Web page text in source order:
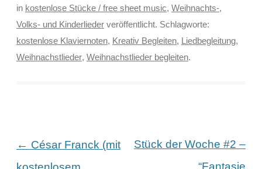
in kostenlose Stücke / free sheet music, Weihnachts-,
Volks- und Kinderliederveröffentlicht. Schlagworte:
kostenlose Klaviernoten, Kreativ Begleiten, Liedbegleitung,
Weihnachstlieder, Weihnachstlieder begleiten.
Beitragsnavigation
← César Franck (mit
Stück der Woche #2 –
“Fantasie